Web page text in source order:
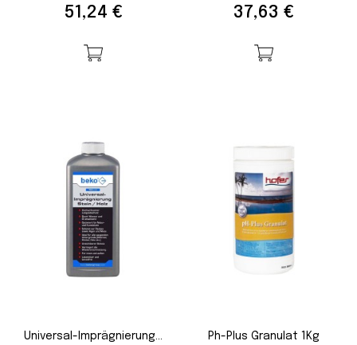
Preis
51,24 € Preis
37,63 €
Universal-Imprägnierung... Ph-Plus Granulat 1Kg